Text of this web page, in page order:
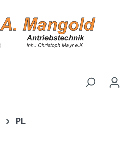
PL